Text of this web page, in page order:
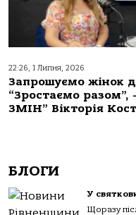
22:26, 1 Липня, 2026
Запрошуємо жінок
“Зростаємо разом”,
ЗМІН” Вікторія
БЛОГИ
У
Щоразу